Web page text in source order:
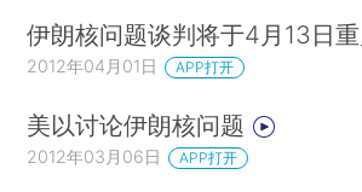
伊朗核问题谈判将于4月13日
2012年04月01日 APP打开
美以讨论伊朗核问题
2012年03月06日 APP打开